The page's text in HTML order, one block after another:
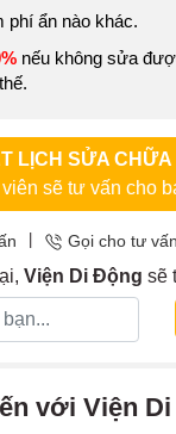
phí ẩn nào khác.
nếu không sửa
LỊCH SỬA CHỮA
sẽ tư vấn cho
Gọi cho tư
Viện Di Động sẽ
với Viện